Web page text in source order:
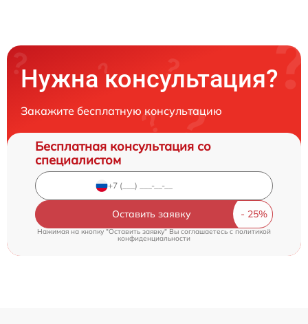
Нужна консультация?
Закажите бесплатную консультацию
Бесплатная консультация со
специалистом
Оставить заявку
Нажимая на кнопку "Оставить заявку" Вы соглашаетесь cполитикой
конфиденциальности